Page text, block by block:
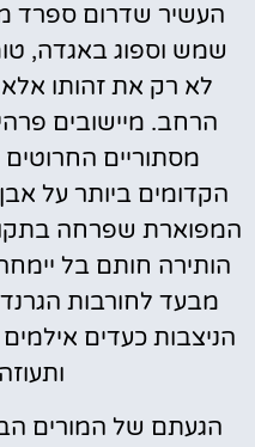
העשיר שדרום ספרד
שמש וספוג באגדה,
לא רק את זהותו
הרחב. מיישובים
מסתוריים החרוטים
הקדומים ביותר על
המפוארת שפרחה
הותירה חותם בל
מבעד לחורבות
הניצבות כעדים
הגעתם של המורים